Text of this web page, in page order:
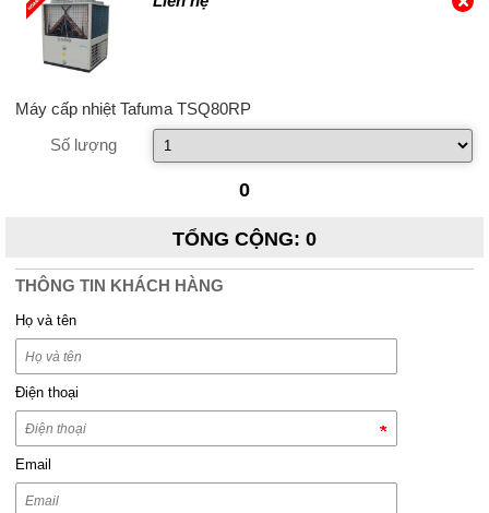
Máy cấp nhiệt Tafuma TSQ80RP
Số lượng
0
TỔNG CỘNG: 0
THÔNG TIN KHÁCH HÀNG
Họ và tên
Điện thoại
Email